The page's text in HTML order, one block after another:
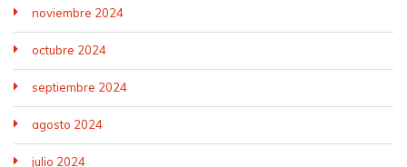
noviembre 2024
octubre 2024
septiembre 2024
agosto 2024
julio 2024